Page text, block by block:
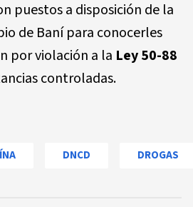
puestos a disposición de la
de Baní para conocerles
por violación a la Ley 50-88
controladas.
DNCD DROGAS